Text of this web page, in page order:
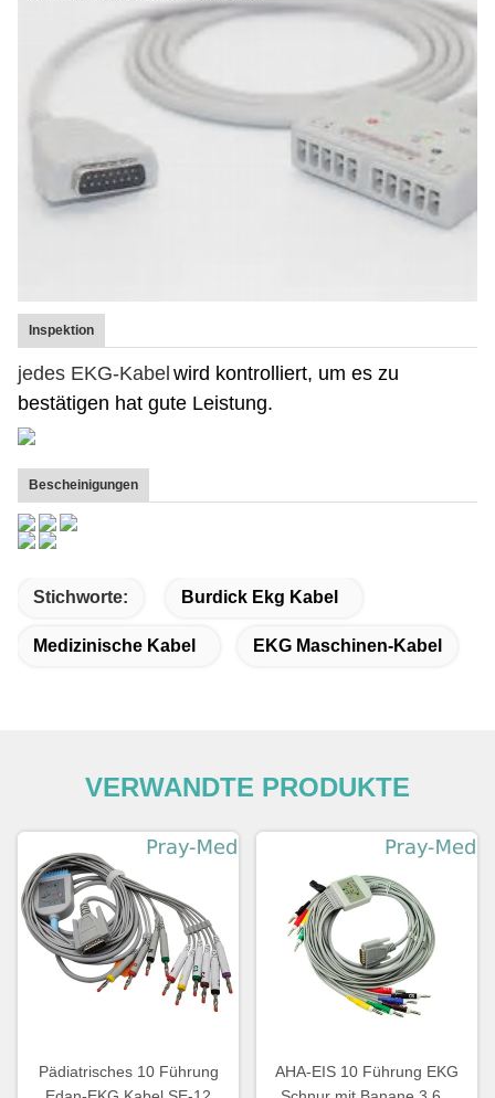
Inspektion
jedes EKG-Kabel wird kontrolliert, um es zu
bestätigen hat gute Leistung.
Bescheinigungen
Stichworte: Burdick Ekg Kabel
Medizinische Kabel EKG Maschinen-Kabel
VERWANDTE PRODUKTE
Pädiatrisches 10 Führung
AHA-EIS 10 Führung EKG